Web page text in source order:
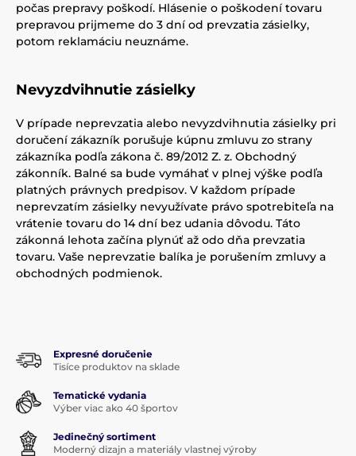
počas prepravy poškodí. Hlásenie o poškodení tovaru
prepravou prijmeme do 3 dní od prevzatia zásielky,
potom reklamáciu neuznáme.
Nevyzdvihnutie zásielky
V prípade neprevzatia alebo nevyzdvihnutia zásielky pri
doručení zákazník porušuje kúpnu zmluvu zo strany
zákazníka podľa zákona č. 89/2012 Z. z. Obchodný
zákonník. Balné sa bude vymáhať v plnej výške podľa
platných právnych predpisov. V každom prípade
neprevzatím zásielky nevyužívate právo spotrebiteľa na
vrátenie tovaru do 14 dní bez udania dôvodu. Táto
zákonná lehota začína plynúť až odo dňa prevzatia
tovaru. Vaše neprevzatie balíka je porušením zmluvy a
obchodných podmienok.
Expresné doručenie
Tisíce produktov na sklade
Tematické vydania
Výber viac ako 40 športov
Jedinečný sortiment
Moderný dizajn a materiály vlastnej výroby